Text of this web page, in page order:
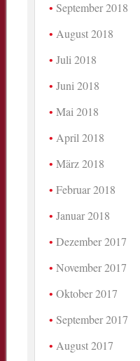
September 2018
August 2018
Juli 2018
Juni 2018
Mai 2018
April 2018
März 2018
Februar 2018
Januar 2018
Dezember 2017
November 2017
Oktober 2017
September 2017
August 2017